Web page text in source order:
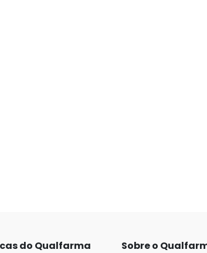
do Qualfarma Sobre o